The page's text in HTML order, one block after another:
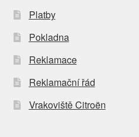
Platby
Pokladna
Reklamace
Reklamační řád
Vrakoviště Citroën